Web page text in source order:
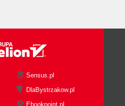
Sensus.pl
DlaBystrzakow.pl
Ebookpoint.pl